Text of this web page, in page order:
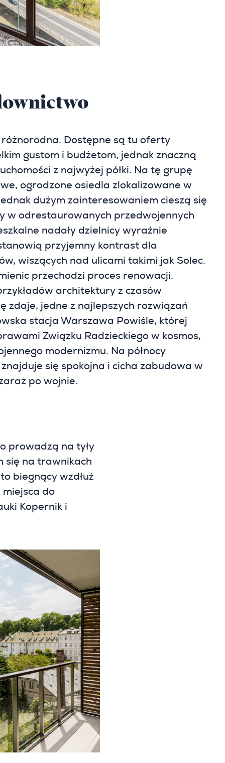
Dostępne są tu oferty
gustom i budżetom, jednak znaczną
z najwyżej półki. Na tę grupę
ogrodzone osiedla zlokalizowane w
dużym zainteresowaniem cieszą się
w odrestaurowanych przedwojennych
nadały dzielnicy wyraźnie
przyjemny kontrast dla
wiszących nad ulicami takimi jak Solec.
przechodzi proces renowacji.
architektury z czasów
zdaje, jedne z najlepszych rozwiązań
stacja Warszawa Powiśle, której
Związku Radzieckiego w kosmos,
modernizmu. Na północy
się spokojna i cicha zabudowa w
po wojnie.
prowadzą na tyły
się na trawnikach
biegnący wzdłuż
do
Kopernik i